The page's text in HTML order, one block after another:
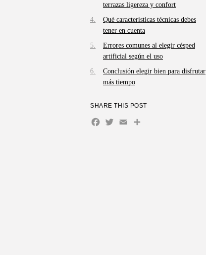
terrazas ligereza y confort
Qué características técnicas debes
tener en cuenta
Errores comunes al elegir césped
artificial según el uso
Conclusión elegir bien para disfrutar
más tiempo
SHARE THIS POST
Facebook
Twitter
EmailCompartir